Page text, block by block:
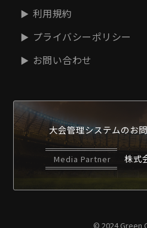
利用規約
プライバシーポリシー
お問い合わせ
大会管理システムのお
Media Partner 株式
© 2024 Green